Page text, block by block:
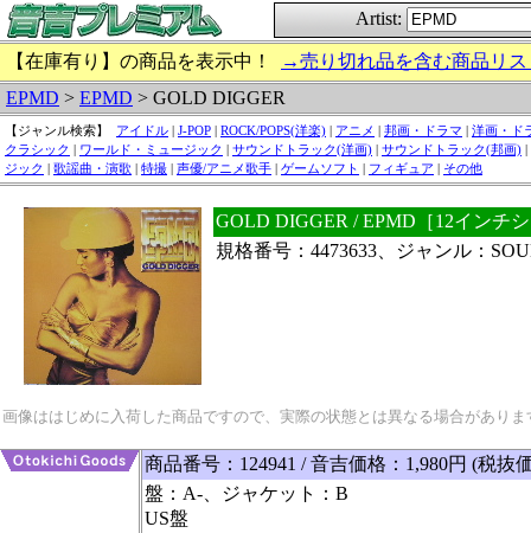
Artist:
【在庫有り】の商品を表示中！
→売り切れ品を含む商品リ
EPMD > EPMD > GOLD DIGGER
【ジャンル検索】 アイドル | J-POP | ROCK/POPS(洋楽) | アニメ | 邦画・ドラマ | 洋画・ド
クラシック | ワールド・ミュージック | サウンドトラック(洋画) | サウンドトラック(邦画) |
ジック | 歌謡曲・演歌 | 特撮 | 声優/アニメ歌手 | ゲームソフト | フィギュア | その他
GOLD DIGGER / EPMD［12インチ
規格番号：4473633、ジャンル：
画像ははじめに入荷した商品ですので、実際の状態とは異なる場合があり
商品番号：124941 / 音吉価格：1,980円 (税抜
盤：A-、ジャケット：B
US盤